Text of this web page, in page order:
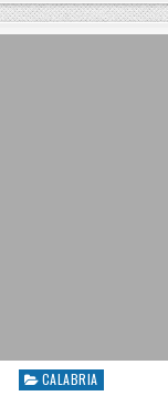
Posted in
CALABRIA